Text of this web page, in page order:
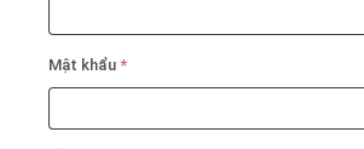
Mật khẩu *Bắt